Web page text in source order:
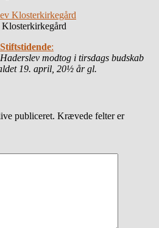
:
modtog i tirsdags budskab
19. april, 20½ år gl.
publiceret. Krævede felter er